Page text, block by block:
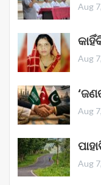
Aug
Aug
Aug
Aug